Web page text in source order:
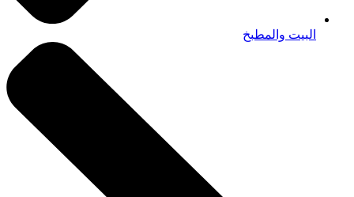
البيت والمطبخ